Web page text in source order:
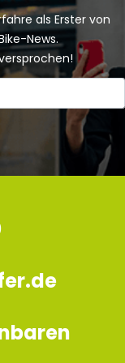
als Erster von
News.